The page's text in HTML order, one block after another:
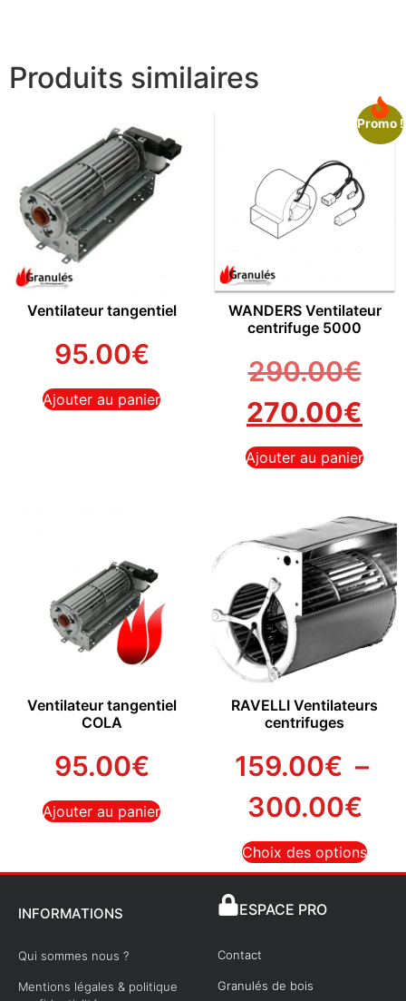
Produits similaires
Ventilateur tangentiel
95.00€
Ajouter au panier
Promo !
WANDERS Ventilateur
centrifuge 5000
290.00€
270.00€
Ajouter au panier
Ventilateur tangentiel
COLA
95.00€
Ajouter au panier
RAVELLI Ventilateurs
centrifuges
159.00€ –
300.00€
Choix des options
INFORMATIONS
Qui sommes nous ?
Mentions légales & politique
ESPACE PRO
Contact
Granulés de bois